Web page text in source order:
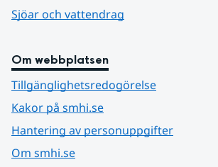
Sjöar och vattendrag
Om webbplatsen
Tillgänglighetsredogörelse
Kakor på smhi.se
Hantering av personuppgifter
Om smhi.se